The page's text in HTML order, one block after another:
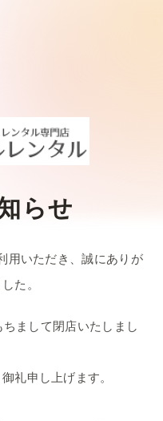
らせ
用いただき、誠にありが
た。
ちまして閉店いたしまし
礼申し上げます。